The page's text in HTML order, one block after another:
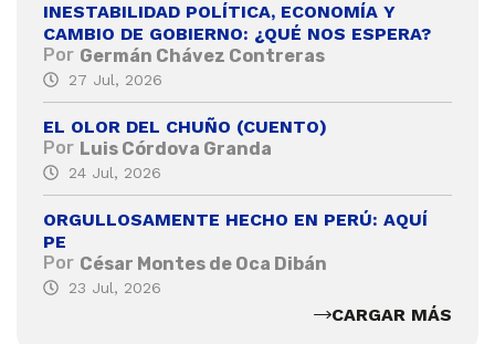
INESTABILIDAD POLÍTICA, ECONOMÍA Y
CAMBIO DE GOBIERNO: ¿QUÉ NOS ESPERA?
Por Germán Chávez Contreras
27 Jul, 2026
EL OLOR DEL CHUÑO (CUENTO)
Por Luis Córdova Granda
24 Jul, 2026
ORGULLOSAMENTE HECHO EN PERÚ: AQUÍ
PE
Por César Montes de Oca Dibán
23 Jul, 2026
CARGAR MÁS